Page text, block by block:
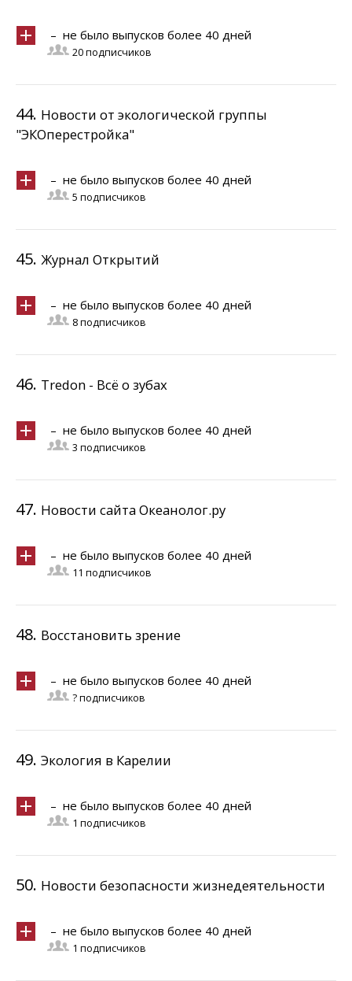
– не было выпусков более 40 дней
20 подписчиков
44. Новости от экологической группы
"ЭКОперестройка"
– не было выпусков более 40 дней
5 подписчиков
45. Журнал Открытий
– не было выпусков более 40 дней
8 подписчиков
46. Tredon - Всё о зубах
– не было выпусков более 40 дней
3 подписчиков
47. Новости сайта Океанолог.ру
– не было выпусков более 40 дней
11 подписчиков
48. Восстановить зрение
– не было выпусков более 40 дней
? подписчиков
49. Экология в Карелии
– не было выпусков более 40 дней
1 подписчиков
50. Новости безопасности жизнедеятельности
– не было выпусков более 40 дней
1 подписчиков